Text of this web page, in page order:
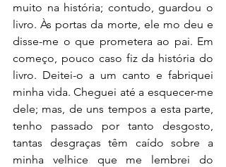
muito na história; contudo, guardou o
livro. Às portas da morte, ele mo deu e
disse-me o que prometera ao pai. Em
começo, pouco caso fiz da história do
livro. Deitei-o a um canto e fabriquei
minha vida. Cheguei até a esquecer-me
dele; mas, de uns tempos a esta parte,
tenho passado por tanto desgosto,
tantas desgraças têm caído sobre a
minha velhice que me lembrei do